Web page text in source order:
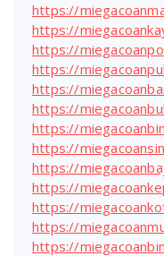
https://
https://
https://
https://
https://
https://
https://
https://
https://
https://
https://
https://
https://